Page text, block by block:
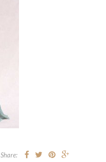
Share: